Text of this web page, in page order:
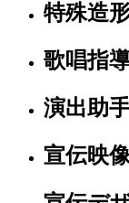
特殊造
歌唱指
演出助
宣伝映